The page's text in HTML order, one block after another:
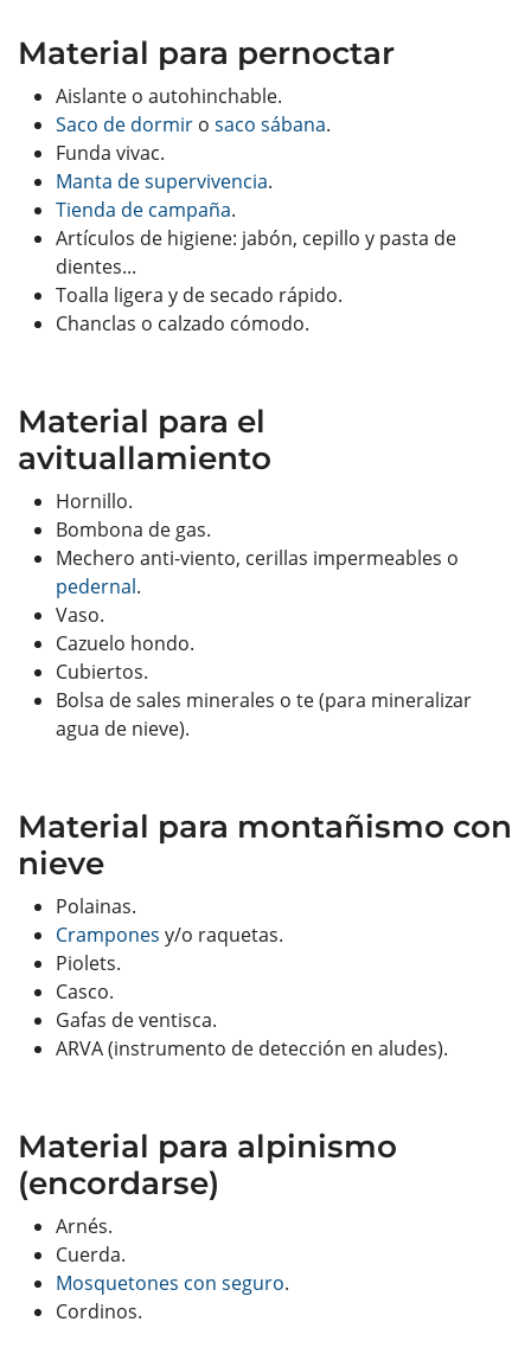
Material para pernoctar
Aislante o autohinchable.
Saco de dormir o saco sábana.
Funda vivac.
Manta de supervivencia.
Tienda de campaña.
Artículos de higiene: jabón, cepillo y pasta de
dientes...
Toalla ligera y de secado rápido.
Chanclas o calzado cómodo.
Material para el
avituallamiento
Hornillo.
Bombona de gas.
Mechero anti-viento, cerillas impermeables o
pedernal.
Vaso.
Cazuelo hondo.
Cubiertos.
Bolsa de sales minerales o te (para mineralizar
agua de nieve).
Material para montañismo con
nieve
Polainas.
Crampones y/o raquetas.
Piolets.
Casco.
Gafas de ventisca.
ARVA (instrumento de detección en aludes).
Material para alpinismo
(encordarse)
Arnés.
Cuerda.
Mosquetones con seguro.
Cordinos.